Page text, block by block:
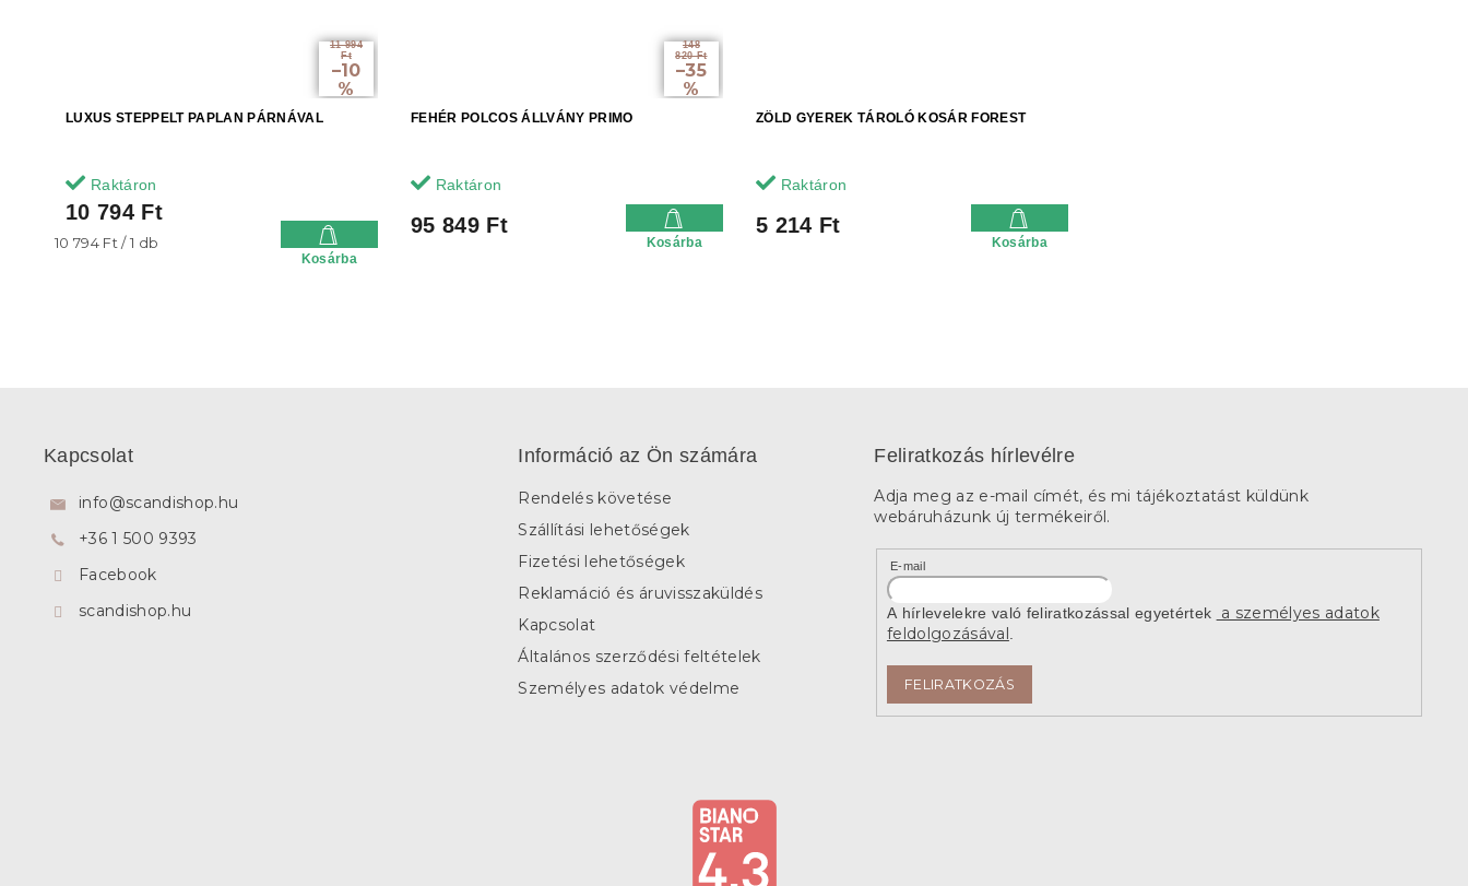
11 994
Ft
–10
%
LUXUS STEPPELT PAPLAN PÁRNÁVAL
Raktáron
10 794 Ft
Egységár:
10 794 Ft / 1 db
Kosárba
148
820 Ft
–35
%
FEHÉR POLCOS ÁLLVÁNY PRIMO
Raktáron
95 849 Ft
Kosárba
ZÖLD GYEREK TÁROLÓ KOSÁR FOREST
Raktáron
5 214 Ft
Kosárba
Kapcsolat
info@scandishop.hu
+36 1 500 9393
Facebook
scandishop.hu
Információ az Ön számára
Rendelés követése
Szállítási lehetőségek
Fizetési lehetőségek
Reklamáció és áruvisszaküldés
Kapcsolat
Általános szerződési feltételek
Személyes adatok védelme
Feliratkozás hírlevélre
Adja meg az e-mail címét, és mi tájékoztatást küldünk
webáruházunk új termékeiről.
E-mail
A hírlevelekre való feliratkozással egyetértek
a személyes adatok
feldolgozásával
FELIRATKOZÁS